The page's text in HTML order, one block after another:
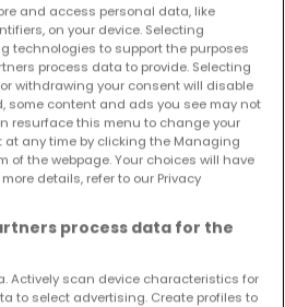
1 Zimmer zur Miete inTrier
1
and access personal data, like
on your device. Selecting
technologies to support the purposes
process data to provide. Selecting
withdrawing your consent will disable
some content and ads you see may not
resurface this menu to change your
any time by clicking the Managing
of the webpage. Your choices will have
details, refer to our Privacy
process data for the
Actively scan device characteristics for
to select advertising. Create profiles to